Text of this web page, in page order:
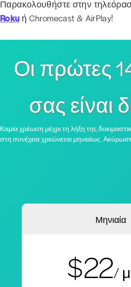
Παρακολουθήστε στην
Roku ή Chromecast & AirPlay!
Οι πρώτες
σας είναι
Καμία χρέωση μέχρι τη λήξη της
στη συνέχεια χρεώνεται μηνιαίως.
Μηνιαία
$22/